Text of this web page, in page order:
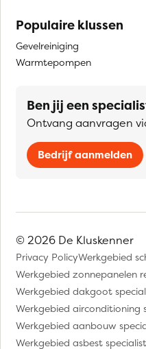
Populaire klussen
Gevelreiniging
Warmtepompen
Ben jij een
Ontvang aanvragen
Bedrijf aanmelden
© 2026 De Kluskenner
Privacy PolicyWerkgebied
Werkgebied zonnepanelen
Werkgebied dakgoot
Werkgebied airconditioning
Werkgebied aanbouw
Werkgebied asbest